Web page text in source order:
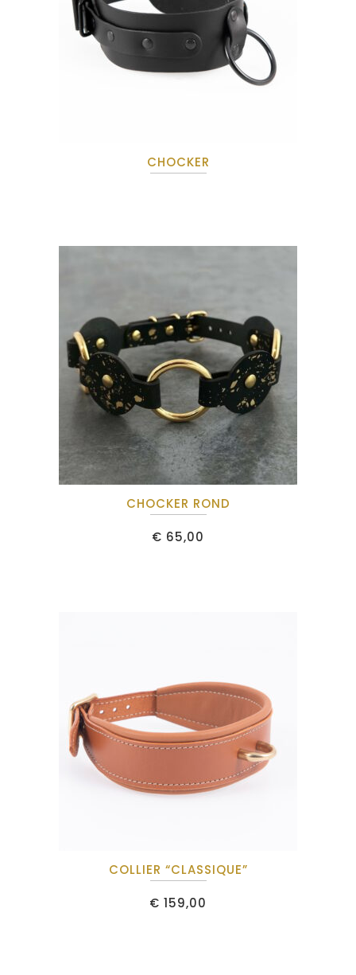
CHOCKER
CHOCKER ROND
€ 65,00
COLLIER “CLASSIQUE”
€ 159,00